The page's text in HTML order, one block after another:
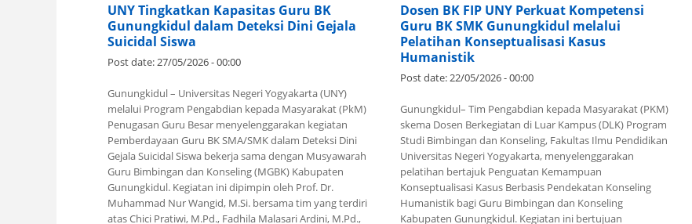
UNY Tingkatkan Kapasitas Guru BK
Gunungkidul dalam Deteksi Dini Gejala
Suicidal Siswa
Post date:27/05/2026 - 00:00
Gunungkidul – Universitas Negeri Yogyakarta (UNY)
melalui Program Pengabdian kepada Masyarakat (PkM)
Penugasan Guru Besar menyelenggarakan kegiatan
Pemberdayaan Guru BK SMA/SMK dalam Deteksi Dini
Gejala Suicidal Siswa bekerja sama dengan Musyawarah
Guru Bimbingan dan Konseling (MGBK) Kabupaten
Gunungkidul. Kegiatan ini dipimpin oleh Prof. Dr.
Muhammad Nur Wangid, M.Si. bersama tim yang terdiri
atas Chici Pratiwi, M.Pd., Fadhila Malasari Ardini, M.Pd.,
Dosen BK FIP UNY Perkuat Kompetensi
Guru BK SMK Gunungkidul melalui
Pelatihan Konseptualisasi Kasus
Humanistik
Post date:22/05/2026 - 00:00
Gunungkidul– Tim Pengabdian kepada Masyarakat (PKM)
skema Dosen Berkegiatan di Luar Kampus (DLK) Program
Studi Bimbingan dan Konseling, Fakultas Ilmu Pendidikan
Universitas Negeri Yogyakarta, menyelenggarakan
pelatihan bertajuk Penguatan Kemampuan
Konseptualisasi Kasus Berbasis Pendekatan Konseling
Humanistik bagi Guru Bimbingan dan Konseling
Kabupaten Gunungkidul. Kegiatan ini bertujuan